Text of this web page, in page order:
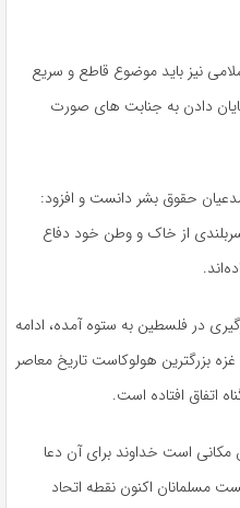
نیز باید موضوع قاطع و سریع
دادن به جنابت های صورت
حقوق بشر دانست و افزود:
از خاک و وطن خود دفاع
در فلسطین به ستوه آمده، ادامه
بزرگترین هولوکاست تاریخ معاصر
اتفاق افتاده است.
مکانی است خداوند برای آن دعا
مسلمانان اکنون نقطه اتحاد